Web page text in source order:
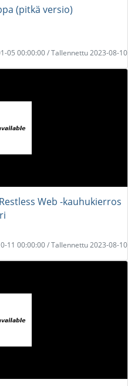
(pitkä versio)
05 00:00:00 / Tallennettu 2023-08-10
Web -kauhukierros
11 00:00:00 / Tallennettu 2023-08-10